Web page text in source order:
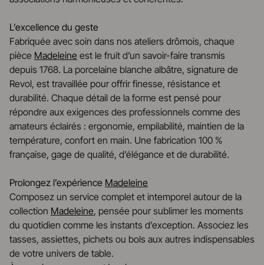
L’excellence du geste
Fabriquée avec soin dans nos ateliers drômois, chaque
pièce Madeleine est le fruit d’un savoir-faire transmis
depuis 1768. La porcelaine blanche albâtre, signature de
Revol, est travaillée pour offrir finesse, résistance et
durabilité. Chaque détail de la forme est pensé pour
répondre aux exigences des professionnels comme des
amateurs éclairés : ergonomie, empilabilité, maintien de la
température, confort en main. Une fabrication 100 %
française, gage de qualité, d’élégance et de durabilité.
Prolongez l’expérience Madeleine
Composez un service complet et intemporel autour de la
collection Madeleine, pensée pour sublimer les moments
du quotidien comme les instants d’exception. Associez les
tasses, assiettes, pichets ou bols aux autres indispensables
de votre univers de table.